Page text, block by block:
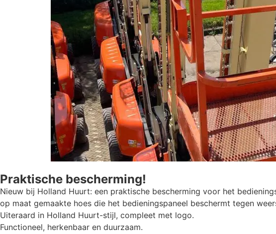
Praktische bescherming!
Nieuw bij Holland Huurt: een praktische bescherming voor het
op maat gemaakte hoes die het bedieningspaneel beschermt tegen
Uiteraard in Holland Huurt-stijl, compleet met logo.
Functioneel, herkenbaar en duurzaam.